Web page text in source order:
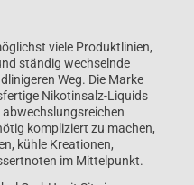
viele Produktlinien,
ständig wechselnde
Weg. Die Marke
Nikotinsalz-Liquids
kompliziert zu machen,
kühle Kreationen,
im Mittelpunkt.